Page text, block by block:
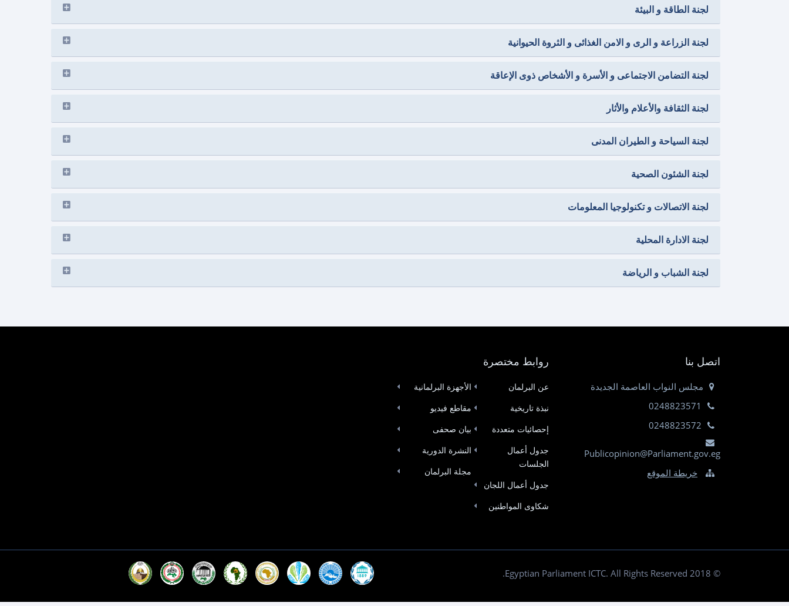
لجنة الطاقة و البيئة
لجنة الزراعة و الرى و الامن الغذائى و الثروة الحيوانية
لجنة التضامن الاجتماعى و الأسرة و الأشخاص ذوى الإعاقة
لجنة الثقافة والأعلام والأثار
لجنة السياحة و الطيران المدنى
لجنة الشئون الصحية
لجنة الاتصالات و تكنولوجيا المعلومات
لجنة الادارة المحلية
لجنة الشباب و الرياضة
اتصل بنا
مجلس النواب العاصمة الجديدة
0248823571
0248823572
Publicopinion@Parliament.gov.eg
خريطة الموقع
روابط مختصرة
عن البرلمان
نبذة تاريخية
إحصائيات متعددة
جدول أعمال
الجلسات
جدول أعمال اللجان
شكاوى المواطنين
الأجهزة البرلمانية
مقاطع فيديو
بيان صحفى
النشرة الدورية
مجلة البرلمان
© 2018 Egyptian Parliament ICTC. All Rights Reserved.